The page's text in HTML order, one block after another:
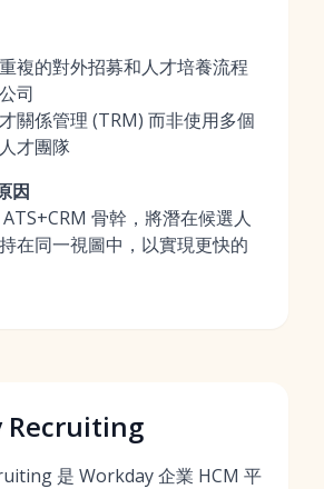
複的對外招募和人才培養流程
司
關係管理 (TRM) 而非使用多個
才團隊
因
骨幹，將潛在候選人
在同一視圖中，以實現更快的
Recruiting
是 Workday 企業 HCM 平